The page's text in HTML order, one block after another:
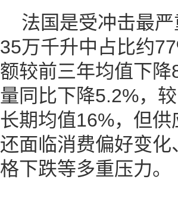
法国是受冲击最
35万千升中占比约
额较前三年均值下
量同比下降5.2%，
长期均值16%，但
还面临消费偏好变
格下跌等多重压力。